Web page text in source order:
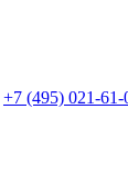
+7 (495) 021-61-